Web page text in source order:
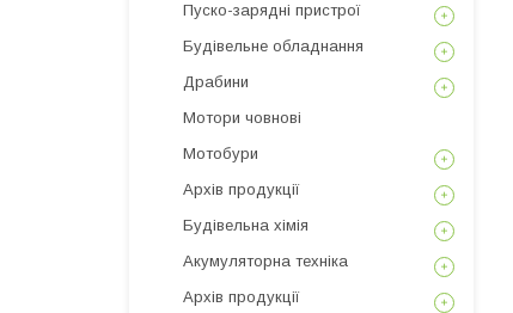
Пуско-зарядні пристрої
Будівельне обладнання
Драбини
Мотори човнові
Мотобури
Архів продукції
Будівельна хімія
Акумуляторна техніка
Архів продукції